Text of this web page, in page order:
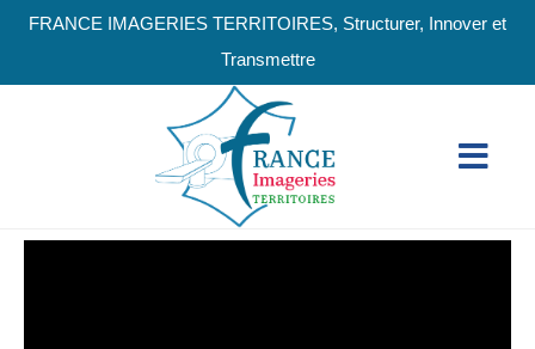
FRANCE IMAGERIES TERRITOIRES, Structurer, Innover et
Transmettre